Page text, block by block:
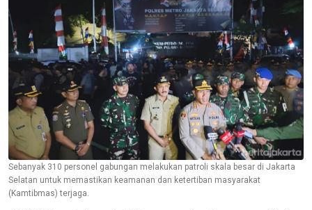
Sebanyak 310 personel gabungan melakukan patroli skala besar di Jakarta
Selatan untuk memastikan keamanan dan ketertiban masyarakat
(Kamtibmas) terjaga.